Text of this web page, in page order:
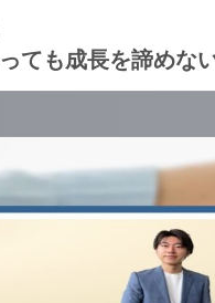
ても成長を諦めない